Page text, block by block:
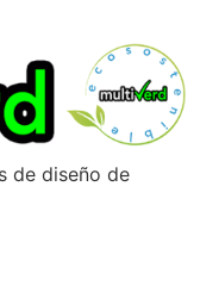
de diseño de